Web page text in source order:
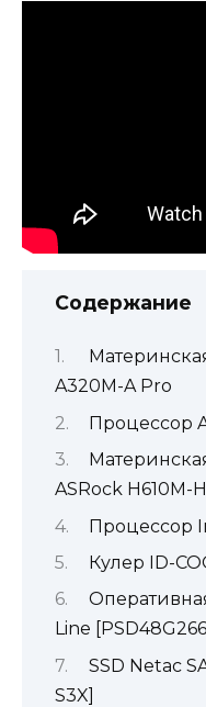
Содержание
A320M-A Pro
Процессор
ASRock H610M-
Процессор
Кулер ID-
Line
SSD Netac
S3X]